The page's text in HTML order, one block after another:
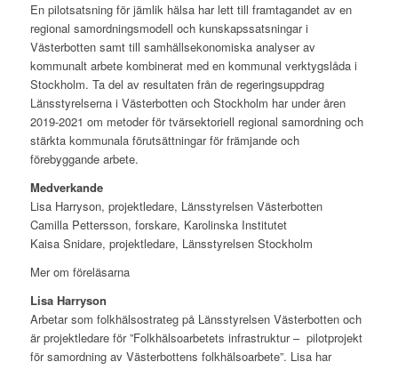
En pilotsatsning för jämlik hälsa har lett till framtagandet av en
regional samordningsmodell och kunskapssatsningar i
Västerbotten samt till samhällsekonomiska analyser av
kommunalt arbete kombinerat med en kommunal verktygslåda i
Stockholm. Ta del av resultaten från de regeringsuppdrag
Länsstyrelserna i Västerbotten och Stockholm har under åren
2019-2021 om metoder för tvärsektoriell regional samordning och
stärkta kommunala förutsättningar för främjande och
förebyggande arbete.
Medverkande
Lisa Harryson, projektledare, Länsstyrelsen Västerbotten
Camilla Pettersson, forskare, Karolinska Institutet
Kaisa Snidare, projektledare, Länsstyrelsen Stockholm
Mer om föreläsarna
Lisa Harryson
Arbetar som folkhälsostrateg på Länsstyrelsen Västerbotten och
är projektledare för ”Folkhälsoarbetets infrastruktur – pilotprojekt
för samordning av Västerbottens folkhälsoarbete”. Lisa har